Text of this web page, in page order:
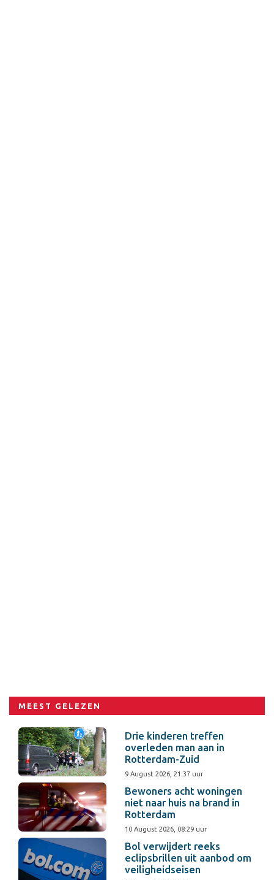
MEEST GELEZEN
Drie kinderen treffen
overleden man aan in
Rotterdam-Zuid
9 August 2026, 21:37 uur
Bewoners acht woningen
niet naar huis na brand in
Rotterdam
10 August 2026, 08:29 uur
Bol verwijdert reeks
eclipsbrillen uit aanbod om
veiligheidseisen